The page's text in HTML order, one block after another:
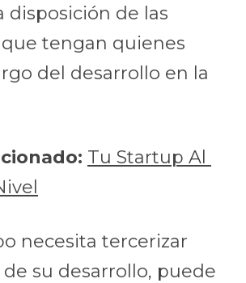
disposición de las
tengan quienes
del desarrollo en la
Tu Startup Al
necesita tercerizar
su desarrollo, puede